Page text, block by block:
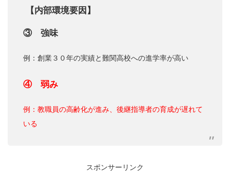
【内部環境要因】
③ 強味
例：創業３０年の実績と難関高校への進学率が高い
④ 弱み
例：教職員の高齢化が進み、後継指導者の育成が遅れて
いる
スポンサーリンク